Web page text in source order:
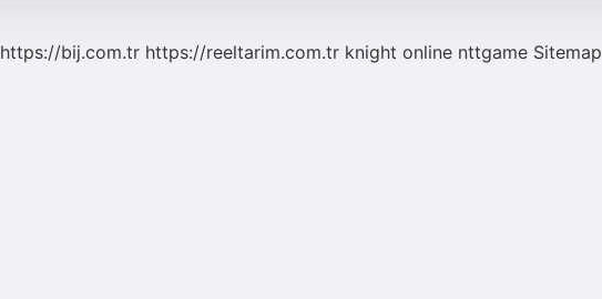
https://bij.com.tr https://reeltarim.com.tr knight online nttgame Sitemap